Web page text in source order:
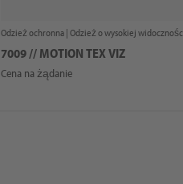
Odzież ochronna | Odzież o wysokiej
7009 // MOTION TEX VIZ
Cena na żądanie